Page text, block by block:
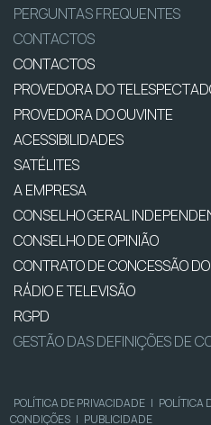
PERGUNTAS FREQUENTES
CONTACTOS
CONTACTOS
PROVEDORA DO
PROVEDORA DO OUVINTE
ACESSIBILIDADES
SATÉLITES
A EMPRESA
CONSELHO GERAL
CONSELHO DE OPINIÃO
CONTRATO DE CONCESSÃO
RÁDIO E TELEVISÃO
RGPD
GESTÃO DAS DEFINIÇÕES DE
POLÍTICA DE PRIVACIDADE | POLÍTICA
CONDIÇÕES | PUBLICIDADE